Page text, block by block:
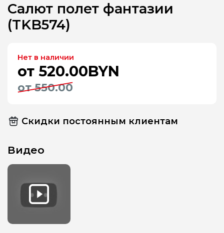
Салют полет фантазии
(TKB574)
Нет в наличии
от 520.00BYN
от 550.00
Скидки постоянным клиентам
Видео